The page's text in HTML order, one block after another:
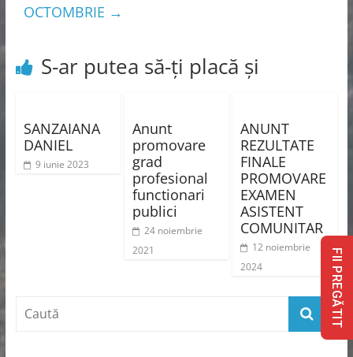
OCTOMBRIE →
S-ar putea să-ți placă și
SANZAIANA
DANIEL
9 iunie 2023
Anunt
promovare
grad
profesional
functionari
publici
24 noiembrie
2021
ANUNT
REZULTATE
FINALE
PROMOVARE
EXAMEN
ASISTENT
COMUNITAR
12 noiembrie
2024
FII PREGĂTIT